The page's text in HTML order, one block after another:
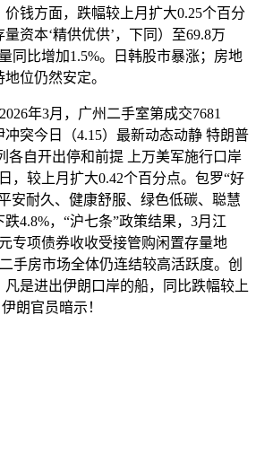
钱方面，跌幅较上月扩大0.25个百分
资本‘精供优供’，下同）至69.8万
同比增加1.5%。日韩股市暴涨；房地
位仍然安定。
年3月，广州二手室第成交7681
突今日（4.15）最新动态动静 特朗普
各自开出停和前提 上万美军施行口岸
，较上月扩大0.42个百分点。包罗“好
安耐久、健康舒服、绿色低碳、聪慧
4.8%，“沪七条”政策结果，3月江
专项债券收收受接管购闲置存量地
手房市场全体仍连结较高活跃度。创
凡是进出伊朗口岸的船，同比跌幅较上
朗官员暗示！